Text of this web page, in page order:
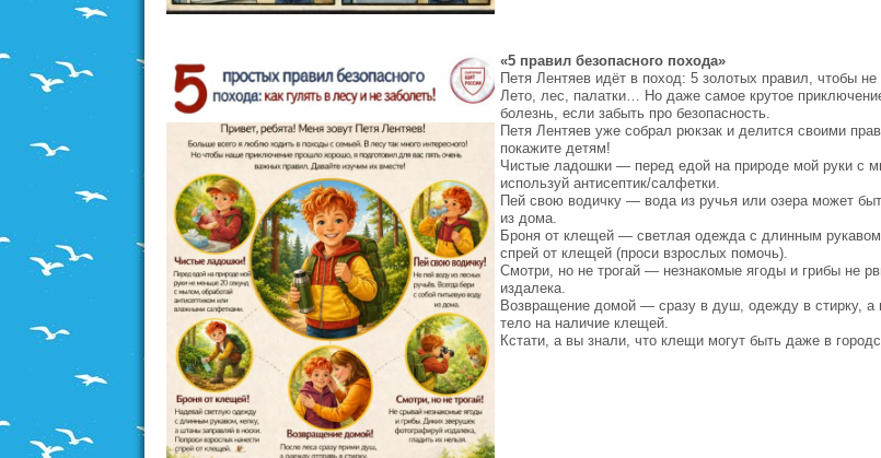
«5 правил безопасного похода»
Петя Лентяев идёт в поход: 5 золотых правил, чтобы не
Лето, лес, палатки… Но даже самое крутое
болезнь, если забыть про безопасность.
Петя Лентяев уже собрал рюкзак и делится своими
покажите детям!
Чистые ладошки — перед едой на природе мой руки с
используй антисептик/салфетки.
Пей свою водичку — вода из ручья или озера может
из дома.
Броня от клещей — светлая одежда с длинным
спрей от клещей (проси взрослых помочь).
Смотри, но не трогай — незнакомые ягоды и грибы не
издалека.
Возвращение домой — сразу в душ, одежду в стирку, а
тело на наличие клещей.
Кстати, а вы знали, что клещи могут быть даже в